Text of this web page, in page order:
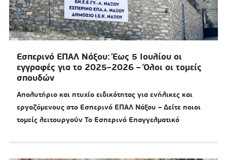
Εσπερινό ΕΠΑΛ Νάξου: Έως 5 Ιουλίου οι
εγγραφές για το 2025–2026 – Όλοι οι τομείς
σπουδών
Απολυτήριο και πτυχίο ειδικότητας για ενήλικες και
εργαζόμενους στο Εσπερινό ΕΠΑΛ Νάξου – Δείτε ποιοι
τομείς λειτουργούν Το Εσπερινό Επαγγελματικό